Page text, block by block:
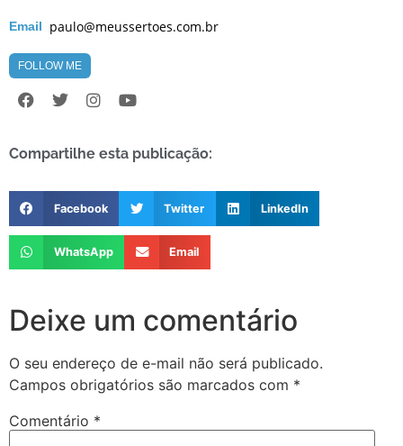
Email paulo@meussertoes.com.br
FOLLOW ME
Compartilhe esta publicação:
Facebook Twitter LinkedIn
WhatsApp Email
Deixe um comentário
O seu endereço de e-mail não será publicado.
Campos obrigatórios são marcados com *
Comentário *